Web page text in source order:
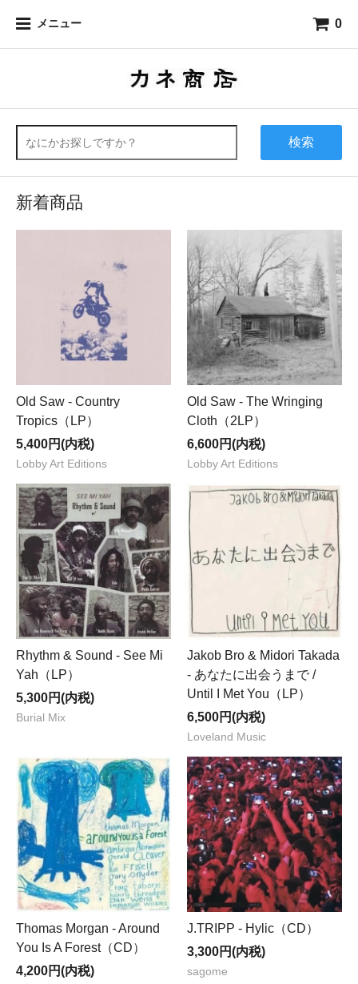
メニュー 0
検索
新着商品
Old Saw - Country
Tropics（LP）
5,400円(内税)
Lobby Art Editions
Old Saw - The Wringing
Cloth（2LP）
6,600円(内税)
Lobby Art Editions
Rhythm & Sound - See Mi
Yah（LP）
5,300円(内税)
Burial Mix
Jakob Bro & Midori Takada
- あなたに出会うまで /
Until I Met You（LP）
6,500円(内税)
Loveland Music
Thomas Morgan - Around
You Is A Forest（CD）
4,200円(内税)
J.TRIPP - Hylic（CD）
3,300円(内税)
sagome